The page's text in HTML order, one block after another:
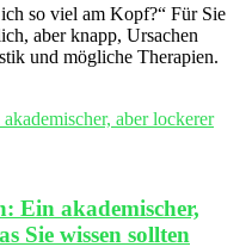
so viel am Kopf?“ Für Sie
aber knapp, Ursachen
und mögliche Therapien.
Ein akademischer,
Sie wissen sollten